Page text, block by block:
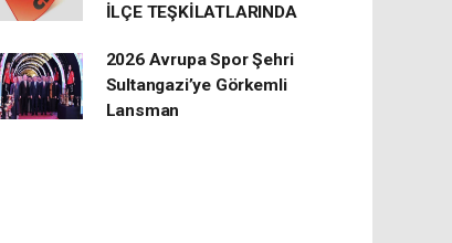
İLÇE TEŞKİLATLARINDA
2026 Avrupa Spor Şehri
Sultangazi’ye Görkemli
Lansman